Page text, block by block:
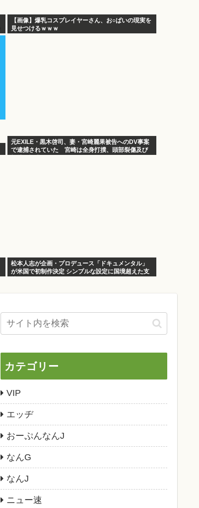
【画像】爆乳コスプレイヤーさん、お○ぱいの現実を
見せつけるｗｗｗ
元EXILE・黒木啓司、妻・宮崎麗果被告へのDV事案
で逮捕されていた 宮崎は全身打撲、頭部裂傷及び
松本人志が企画・プロデュース「ドキュメンタル」
が米国で初制作決定 シンプルな設定に国境超えた支
カテゴリー
VIP
エッヂ
おーぷんなんJ
なんG
なんJ
ニュー速